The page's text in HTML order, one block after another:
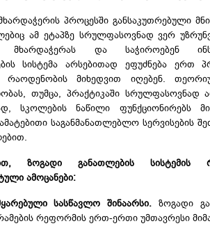
პროცესში განსაკუთრებული
ამ ეტაპზე სრულფასოვნად ვერ
და საჭიროებენ
სისტემა არსებითად ეფუძნება ერთ
რაოდენობის მიხედვით იღებენ.
თუმცა, პრაქტიკაში სრულფასოვნად
სკოლების ნაწილი ფუნქციონირებს
საგანმანათლებლო სერვისების
ზოგადი განათლების სისტემის
ამოცანები:
სასწავლო შინაარსი. ზოგადი
რეფორმის ერთ-ერთი უმთავრესი